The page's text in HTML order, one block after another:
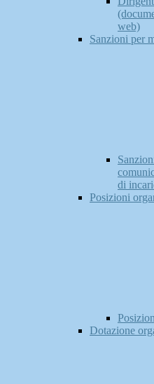
web)
Sanzioni per
di
Posizioni
Dotazione